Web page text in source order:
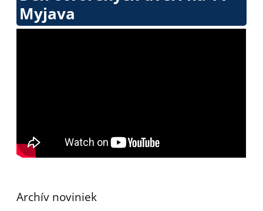
Myjava
Archív noviniek